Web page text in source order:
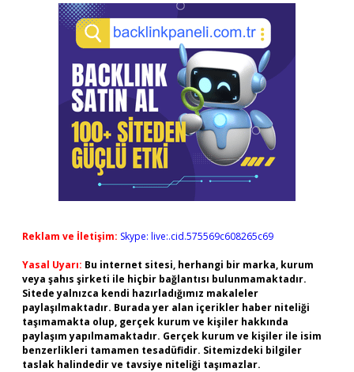
Reklam ve İletişim: Skype: live:.cid.575569c608265c69
Yasal Uyarı: Bu internet sitesi, herhangi bir marka, kurum
veya şahıs şirketi ile hiçbir bağlantısı bulunmamaktadır.
Sitede yalnızca kendi hazırladığımız makaleler
paylaşılmaktadır. Burada yer alan içerikler haber niteliği
taşımamakta olup, gerçek kurum ve kişiler hakkında
paylaşım yapılmamaktadır. Gerçek kurum ve kişiler ile isim
benzerlikleri tamamen tesadüfidir. Sitemizdeki bilgiler
taslak halindedir ve tavsiye niteliği taşımazlar.